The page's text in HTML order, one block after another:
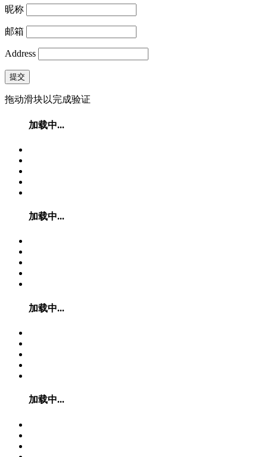
昵称
邮箱
Address
提交
拖动滑块以完成验证
加载中...
加载中...
加载中...
加载中...